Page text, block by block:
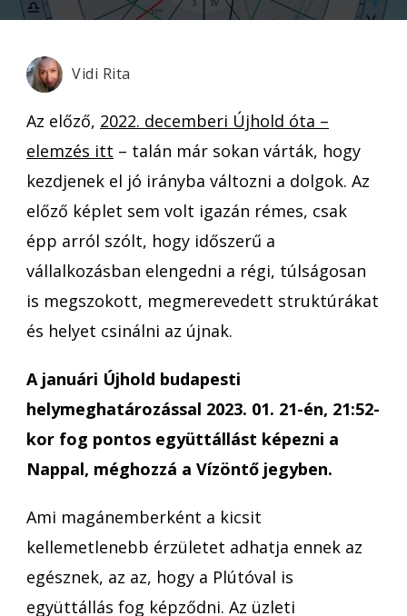
Vidi Rita
Az előző, 2022. decemberi Újhold óta –
elemzés itt – talán már sokan várták, hogy
kezdjenek el jó irányba változni a dolgok. Az
előző képlet sem volt igazán rémes, csak
épp arról szólt, hogy időszerű a
vállalkozásban elengedni a régi, túlságosan
is megszokott, megmerevedett struktúrákat
és helyet csinálni az újnak.
A januári Újhold budapesti
helymeghatározással 2023. 01. 21-én, 21:52-
kor fog pontos együttállást képezni a
Nappal, méghozzá a Vízöntő jegyben.
Ami magánemberként a kicsit
kellemetlenebb érzületet adhatja ennek az
egésznek, az az, hogy a Plútóval is
együttállás fog képződni. Az üzleti